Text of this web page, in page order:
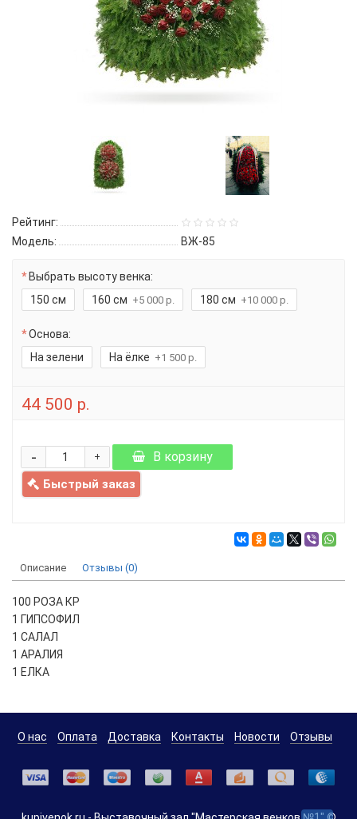
Рейтинг:
Модель:
ВЖ-85
Выбрать высоту венка:
150 см
160 см +5 000 р. 180 см +10 000 р.
Основа:
На зелени
На ёлке +1 500 р.
44 500 р.
+
- В корзину
Быстрый заказ
Описание Отзывы (0)
100 РОЗА КР
1 ГИПСОФИЛ
1 САЛАЛ
1 АРАЛИЯ
1 ЕЛКА
О нас Оплата Доставка Контакты Новости Отзывы